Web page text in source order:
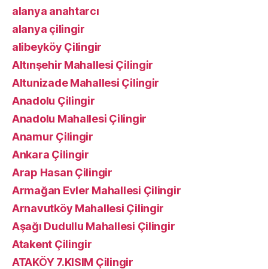
alanya anahtarcı
alanya çilingir
alibeyköy Çilingir
Altınşehir Mahallesi Çilingir
Altunizade Mahallesi Çilingir
Anadolu Çilingir
Anadolu Mahallesi Çilingir
Anamur Çilingir
Ankara Çilingir
Arap Hasan Çilingir
Armağan Evler Mahallesi Çilingir
Arnavutköy Mahallesi Çilingir
Aşağı Dudullu Mahallesi Çilingir
Atakent Çilingir
ATAKÖY 7.KISIM Çilingir